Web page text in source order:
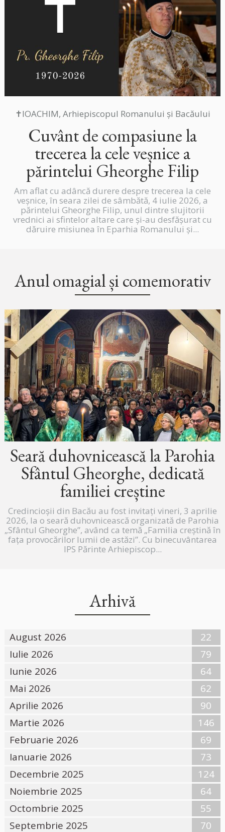
✝IOACHIM, Arhiepiscopul Romanului și Bacăului
Cuvânt de compasiune la
trecerea la cele veșnice a
părintelui Gheorghe Filip
Am aflat cu adâncă durere despre trecerea la cele
veșnice, în seara zilei de sâmbătă, 4 iulie 2026, a
părintelui Gheorghe Filip, unul dintre slujitorii
vrednici ai sfintelor altare care și-au desfășurat cu
dăruire misiunea în Eparhia Romanului și...
Anul omagial și comemorativ
Seară duhovnicească la Parohia
Sfântul Gheorghe, dedicată
familiei creștine
Credincioșii din Bacău au fost invitați vineri, 3 aprilie
2026, la o seară duhovnicească organizată de Parohia
„Sfântul Gheorghe”, având ca temă „Familia creștină în
fața provocărilor lumii de astăzi”. Cu binecuvântarea
IPS Părinte Arhiepiscop...
Arhivă
August 2026
22
Iulie 2026
79
Iunie 2026
64
Mai 2026
62
Aprilie 2026
90
Martie 2026
146
Februarie 2026
69
Ianuarie 2026
73
Decembrie 2025
124
Noiembrie 2025
64
Octombrie 2025
55
Septembrie 2025
70